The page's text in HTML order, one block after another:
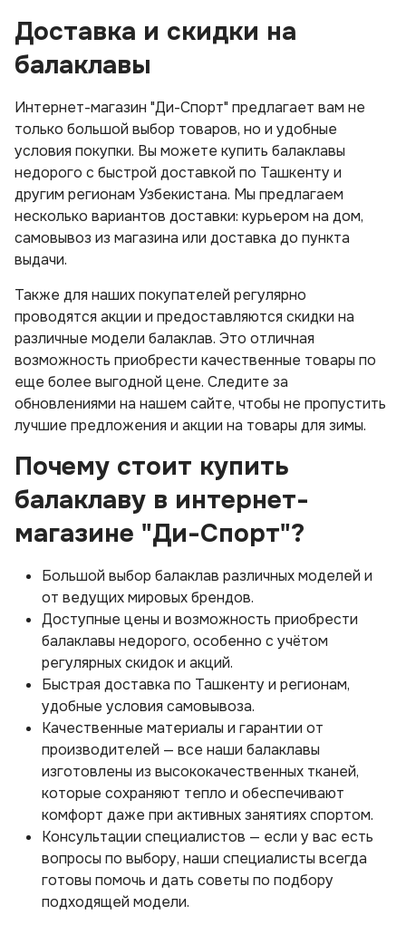
Доставка и скидки на
балаклавы
Интернет-магазин "Ди-Спорт" предлагает вам не
только большой выбор товаров, но и удобные
условия покупки. Вы можете купить балаклавы
недорого с быстрой доставкой по Ташкенту и
другим регионам Узбекистана. Мы предлагаем
несколько вариантов доставки: курьером на дом,
самовывоз из магазина или доставка до пункта
выдачи.
Также для наших покупателей регулярно
проводятся акции и предоставляются скидки на
различные модели балаклав. Это отличная
возможность приобрести качественные товары по
еще более выгодной цене. Следите за
обновлениями на нашем сайте, чтобы не пропустить
лучшие предложения и акции на товары для зимы.
Почему стоит купить
балаклаву в интернет-
магазине "Ди-Спорт"?
Большой выбор балаклав различных моделей и
от ведущих мировых брендов.
Доступные цены и возможность приобрести
балаклавы недорого, особенно с учётом
регулярных скидок и акций.
Быстрая доставка по Ташкенту и регионам,
удобные условия самовывоза.
Качественные материалы и гарантии от
производителей — все наши балаклавы
изготовлены из высококачественных тканей,
которые сохраняют тепло и обеспечивают
комфорт даже при активных занятиях спортом.
Консультации специалистов — если у вас есть
вопросы по выбору, наши специалисты всегда
готовы помочь и дать советы по подбору
подходящей модели.